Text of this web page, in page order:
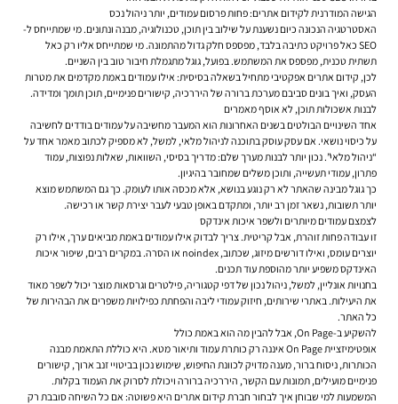
הגישה המודרנית לקידום אתרים: פחות פרסום עמודים, יותר ניהול נכס
האסטרטגיה הנכונה כיום נשענת על שילוב בין תוכן, טכנולוגיה, מבנה ונתונים. מי שמתייחס ל-
SEO כאל פרויקט כתיבה בלבד, מפספס חלק גדול מהתמונה. מי שמתייחס אליו רק כאל
תשתית טכנית, מפספס את המשתמש. בפועל, גוגל מתגמלת חיבור טוב בין השניים.
לכן, קידום אתרים אפקטיבי מתחיל בשאלה בסיסית: אילו עמודים באמת מקדמים את מטרות
העסק, ואיך בונים סביבם מערכת ברורה של היררכיה, קישורים פנימיים, תוכן תומך ומדידה.
לבנות אשכולות תוכן, לא אוסף מאמרים
אחד השינויים הבולטים בשנים האחרונות הוא המעבר מחשיבה על עמודים בודדים לחשיבה
על כיסוי נושאי. אם עסק עוסק בתוכנה לניהול מלאי, למשל, לא מספיק לכתוב מאמר אחד על
“ניהול מלאי”. נכון יותר לבנות מערך שלם: מדריך בסיסי, השוואות, שאלות נפוצות, עמוד
פתרון, עמודי תעשייה, ותוכן משלים שמחובר בהיגיון.
כך גוגל מבינה שהאתר לא רק נוגע בנושא, אלא מכסה אותו לעומק. כך גם המשתמש מוצא
יותר תשובות, נשאר זמן רב יותר, ומתקדם באופן טבעי לעבר יצירת קשר או רכישה.
לצמצם עמודים מיותרים ולשפר איכות אינדקס
זו עבודה פחות זוהרת, אבל קריטית. צריך לבדוק אילו עמודים באמת מביאים ערך, אילו רק
יוצרים עומס, ואילו דורשים מיזוג, שכתוב, noindex או הסרה. במקרים רבים, שיפור איכות
האינדקס משפיע יותר מהוספת עוד תכנים.
בחנויות אונליין, למשל, ניהול נכון של דפי קטגוריה, פילטרים וגרסאות מוצר יכול לשפר מאוד
את היעילות. באתרי שירותים, חיזוק עמודי ליבה והפחתת כפילויות משפרים את הבהירות של
כל האתר.
להשקיע ב-On Page, אבל להבין מה הוא באמת כולל
אופטימיזציית On Page איננה רק כותרת עמוד ותיאור מטא. היא כוללת התאמת מבנה
הכותרות, ניסוח ברור, מענה מדויק לכוונת החיפוש, שימוש נכון בביטויי זנב ארוך, קישורים
פנימיים מועילים, תמונות עם הקשר, היררכיה ברורה ויכולת לסרוק את העמוד בקלות.
המשמעות למי שבוחן איך לבחור חברת קידום אתרים היא פשוטה: אם כל השיחה סובבת רק